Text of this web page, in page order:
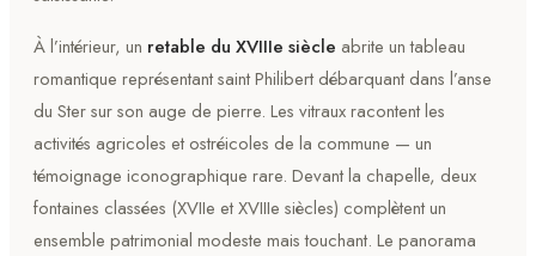
À l’intérieur, un retable du XVIIIe siècle abrite un tableau
romantique représentant saint Philibert débarquant dans l’anse
du Ster sur son auge de pierre. Les vitraux racontent les
activités agricoles et ostréicoles de la commune — un
témoignage iconographique rare. Devant la chapelle, deux
fontaines classées (XVIIe et XVIIIe siècles) complètent un
ensemble patrimonial modeste mais touchant. Le panorama